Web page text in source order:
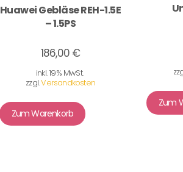
Huawei Gebläse REH-1.5E
– 1.5PS
186,00 €
inkl. 19% MwSt.
zzgl.Versandkosten
Zum Warenkorb
Zum